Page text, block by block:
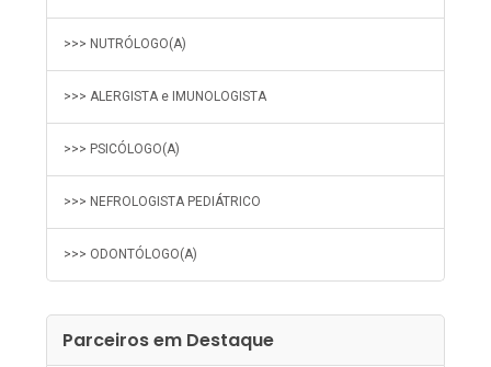
>>> NUTRÓLOGO(A)
>>> ALERGISTA e IMUNOLOGISTA
>>> PSICÓLOGO(A)
>>> NEFROLOGISTA PEDIÁTRICO
>>> ODONTÓLOGO(A)
Parceiros em Destaque